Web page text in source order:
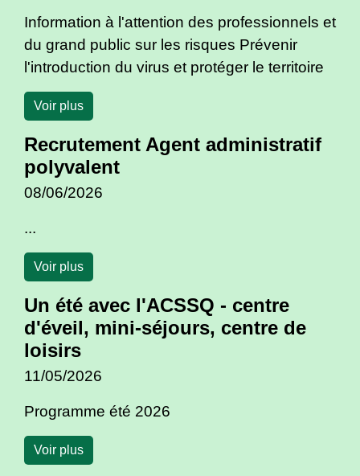
Information à l'attention des professionnels et
du grand public sur les risques Prévenir
l'introduction du virus et protéger le territoire
Voir plus
Recrutement Agent administratif
polyvalent
08/06/2026
...
Voir plus
Un été avec l'ACSSQ - centre
d'éveil, mini-séjours, centre de
loisirs
11/05/2026
Programme été 2026
Voir plus